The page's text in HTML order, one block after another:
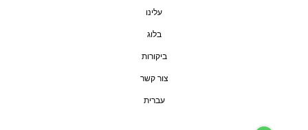
עלינו
בלוג
ביקורות
צור קשר
עברית